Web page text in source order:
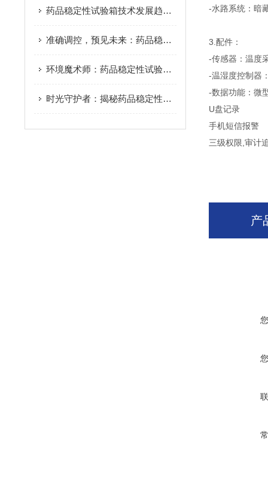
药品稳定性试验箱技术发展趋势与市场前景
准确调控，预见未来：药品稳定性试验箱的预见性科技
环境魔术师：药品稳定性试验箱的变脸艺术
时光守护者：揭秘药品稳定性试验箱的恒久奥秘
-水路系统：暗
3.配件：
-传感器：温度
-温湿度控制器
-数据功能：微
U盘记录
手机短信报警
三级权限,审计
产